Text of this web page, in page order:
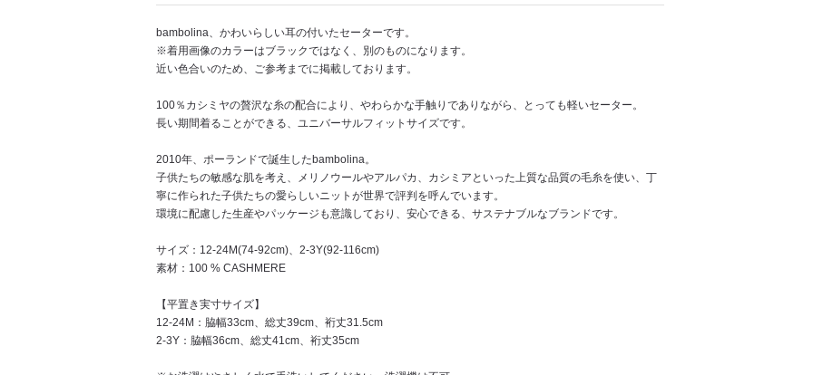
bambolina、かわいらしい耳の付いたセーターです。
※着用画像のカラーはブラックではなく、別のものになります。
近い色合いのため、ご参考までに掲載しております。
100％カシミヤの贅沢な糸の配合により、やわらかな手触りでありながら、とっても軽いセーター。
長い期間着ることができる、ユニバーサルフィットサイズです。
2010年、ポーランドで誕生したbambolina。
子供たちの敏感な肌を考え、メリノウールやアルパカ、カシミアといった上質な品質の毛糸を使い、丁
寧に作られた子供たちの愛らしいニットが世界で評判を呼んでいます。
環境に配慮した生産やパッケージも意識しており、安心できる、サステナブルなブランドです。
サイズ：12-24M(74-92cm)、2-3Y(92-116cm)
素材：100 % CASHMERE
【平置き実寸サイズ】
12-24M：脇幅33cm、総丈39cm、裄丈31.5cm
2-3Y：脇幅36cm、総丈41cm、裄丈35cm